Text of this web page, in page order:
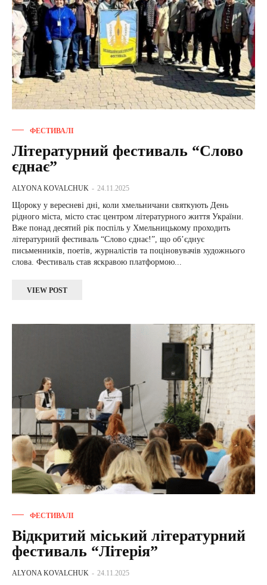
ФЕСТИВАЛІ
Літературний фестиваль “Слово
єднає”
ALYONA KOVALCHUK - 24.11.2025
Щороку у вересневі дні, коли хмельничани святкують День
рідного міста, місто стає центром літературного життя України.
Вже понад десятий рік поспіль у Хмельницькому проходить
літературний фестиваль “Слово єднає!”, що об’єднує
письменників, поетів, журналістів та поціновувачів художнього
слова. Фестиваль став яскравою платформою...
VIEW POST
ФЕСТИВАЛІ
Відкритий міський літературний
фестиваль “Літерія”
ALYONA KOVALCHUK - 24.11.2025